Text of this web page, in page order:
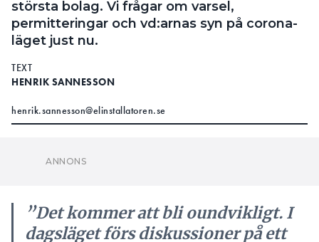
TEXT
HENRIK SANNESSON
henrik.sannesson@elinstallatoren.se
”Det kommer att bli oundvikligt. I
dagsläget förs diskussioner på ett
olika ställen och vi på Bravida
MATTIAS JOHANSSON, VD &